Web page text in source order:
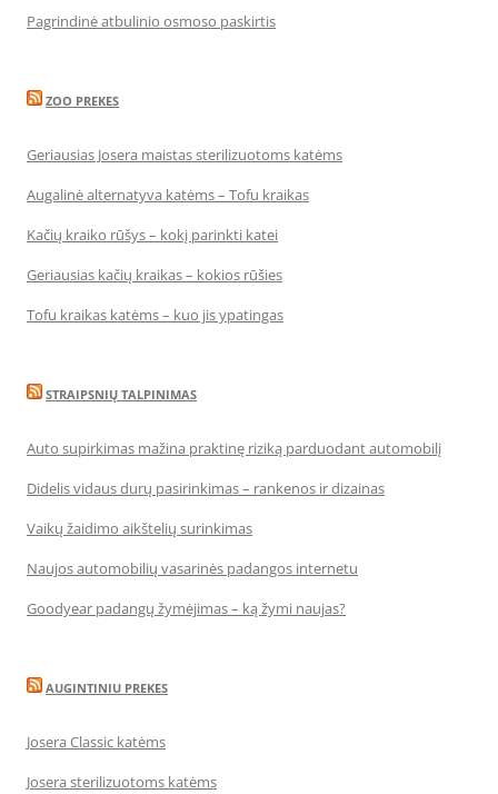
Pagrindinė atbulinio osmoso paskirtis
ZOO PREKES
Geriausias Josera maistas sterilizuotoms katėms
Augalinė alternatyva katėms – Tofu kraikas
Kačių kraiko rūšys – kokį parinkti katei
Geriausias kačių kraikas – kokios rūšies
Tofu kraikas katėms – kuo jis ypatingas
STRAIPSNIŲ TALPINIMAS
Auto supirkimas mažina praktinę riziką parduodant automobilį
Didelis vidaus durų pasirinkimas – rankenos ir dizainas
Vaikų žaidimo aikštelių surinkimas
Naujos automobilių vasarinės padangos internetu
Goodyear padangų žymėjimas – ką žymi naujas?
AUGINTINIU PREKES
Josera Classic katėms
Josera sterilizuotoms katėms